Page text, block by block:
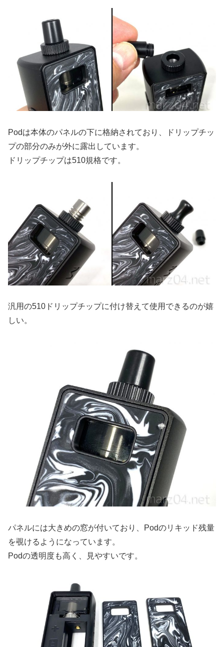
Podは本体のパネルの下に格納されており、ドリップチッ
プの部分のみが外に露出しています。
ドリップチップは510規格です。
汎用の510ドリップチップに付け替えて使用できるのが嬉
しい。
パネルには大きめの窓が付いており、Podのリキッド残量
を覗けるようになっています。
Podの透明度も高く、見やすいです。